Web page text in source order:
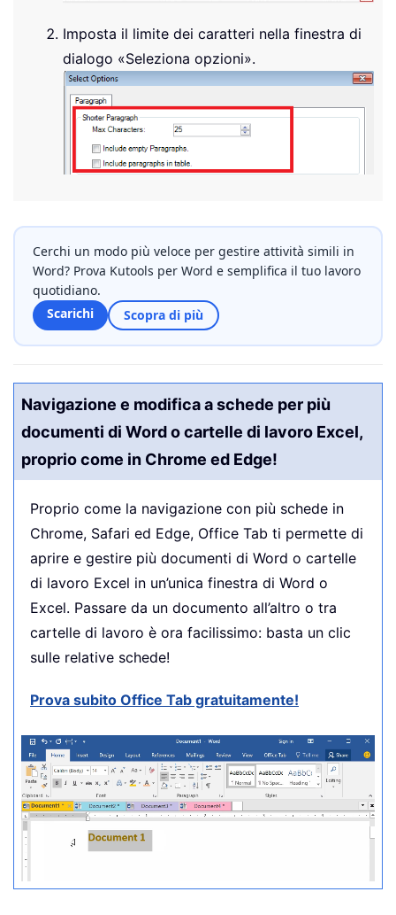
Imposta il limite dei caratteri nella finestra di
dialogo «Seleziona opzioni».
Cerchi un modo più veloce per gestire attività simili in
Word? Prova Kutools per Word e semplifica il tuo lavoro
quotidiano.
Scarichi
Scopra di più
Navigazione e modifica a schede per più
documenti di Word o cartelle di lavoro Excel,
proprio come in Chrome ed Edge!
Proprio come la navigazione con più schede in
Chrome, Safari ed Edge, Office Tab ti permette di
aprire e gestire più documenti di Word o cartelle
di lavoro Excel in un’unica finestra di Word o
Excel. Passare da un documento all’altro o tra
cartelle di lavoro è ora facilissimo: basta un clic
sulle relative schede!
Prova subito Office Tab gratuitamente!